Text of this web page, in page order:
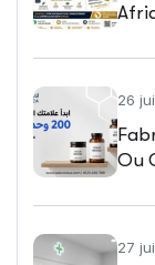
26
Ou
27